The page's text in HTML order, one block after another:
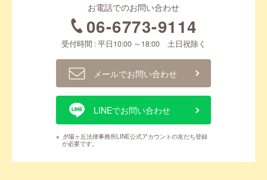
お電話でのお問い合わせ
06-6773-9114
受付時間 : 平日10:00 ～18:00 土日祝除く
メールでお問い合わせ
LINEでお問い合わせ
※ 夕陽ヶ丘法律事務所LINE公式アカウントの友だち登録
が必要です。